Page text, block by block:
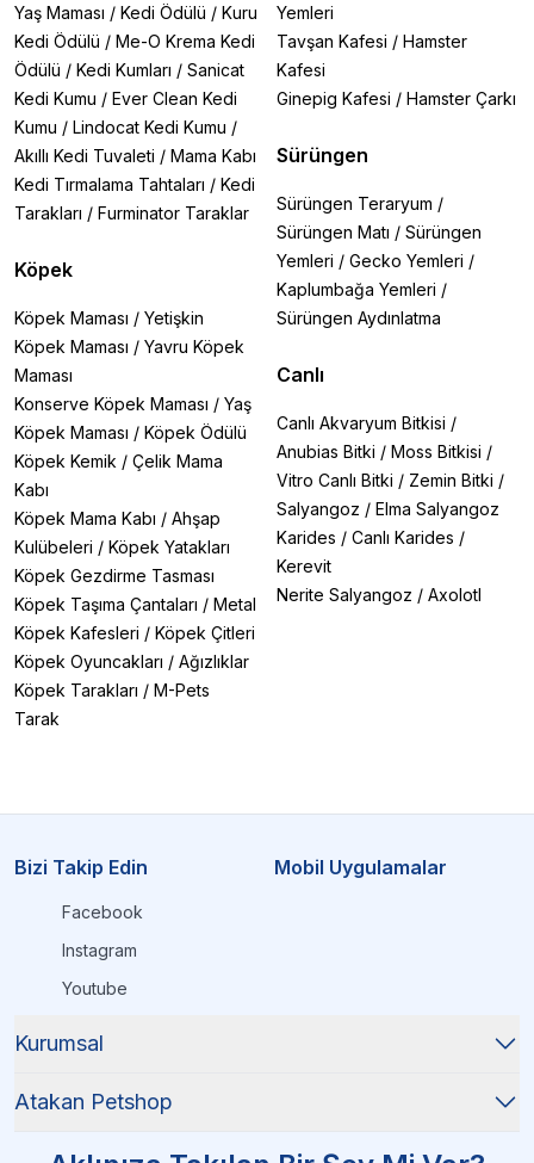
Yaş Maması / Kedi Ödülü / Kuru
Kedi Ödülü / Me-O Krema Kedi
Ödülü / Kedi Kumları / Sanicat
Kedi Kumu / Ever Clean Kedi
Kumu / Lindocat Kedi Kumu /
Akıllı Kedi Tuvaleti / Mama Kabı
Kedi Tırmalama Tahtaları / Kedi
Tarakları / Furminator Taraklar
Köpek
Köpek Maması / Yetişkin
Köpek Maması / Yavru Köpek
Maması
Konserve Köpek Maması / Yaş
Köpek Maması / Köpek Ödülü
Köpek Kemik / Çelik Mama
Kabı
Köpek Mama Kabı / Ahşap
Kulübeleri / Köpek Yatakları
Köpek Gezdirme Tasması
Köpek Taşıma Çantaları / Metal
Köpek Kafesleri / Köpek Çitleri
Köpek Oyuncakları / Ağızlıklar
Köpek Tarakları / M-Pets
Tarak
Yemleri
Tavşan Kafesi / Hamster
Kafesi
Ginepig Kafesi / Hamster Çarkı
Sürüngen
Sürüngen Teraryum /
Sürüngen Matı / Sürüngen
Yemleri / Gecko Yemleri /
Kaplumbağa Yemleri /
Sürüngen Aydınlatma
Canlı
Canlı Akvaryum Bitkisi /
Anubias Bitki / Moss Bitkisi /
Vitro Canlı Bitki / Zemin Bitki /
Salyangoz / Elma Salyangoz
Karides / Canlı Karides /
Kerevit
Nerite Salyangoz / Axolotl
Bizi Takip Edin
Facebook
Instagram
Youtube
Mobil Uygulamalar
Kurumsal
Atakan Petshop